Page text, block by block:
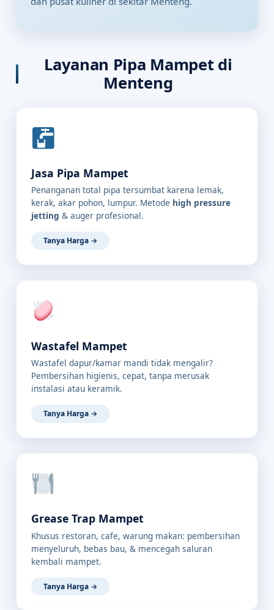
Layanan Pipa Mampet di
Menteng
Jasa Pipa Mampet
Penanganan total pipa tersumbat karena lemak,
kerak, akar pohon, lumpur. Metode high pressure
jetting & auger profesional.
Tanya Harga →
Wastafel Mampet
Wastafel dapur/kamar mandi tidak mengalir?
Pembersihan higienis, cepat, tanpa merusak
instalasi atau keramik.
Tanya Harga →
Grease Trap Mampet
Khusus restoran, cafe, warung makan: pembersihan
menyeluruh, bebas bau, & mencegah saluran
kembali mampet.
Tanya Harga →